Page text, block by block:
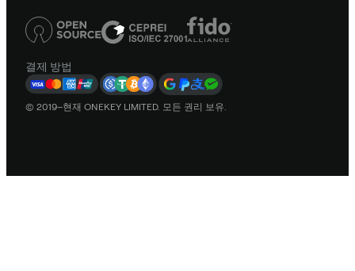
결제 방법
© 2019–현재 ONEKEY LIMITED. 모든 권리 보유.